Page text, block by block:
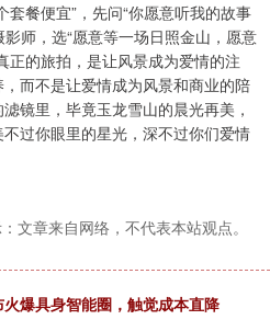
餐便宜”，先问“你愿意听我的故事
影师，选“愿意等一场日照金山，愿意
正的旅拍，是让风景成为爱情的注
而不是让爱情成为风景和商业的陪
镜里，毕竟玉龙雪山的晨光再美，
过你眼里的星光，深不过你们爱情
文章来自网络，不代表本站观点。
爆具身智能圈，触觉成本直降